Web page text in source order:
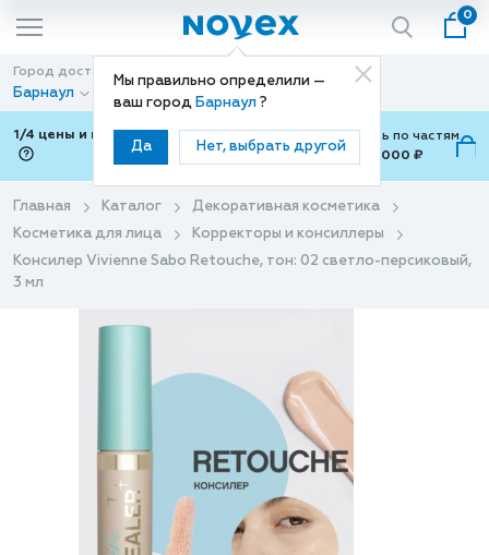
Мы правильно определили —
ваш город Барнаул ?
Да Нет, выбрать другой
0
Город доставки
Барнаул
Способ доставки
Доставка
1/4 цены и покупки ваши с Подели
Можно оплатить по частям
от 700 ₽ до 15,000 ₽
Главная Каталог
Декоративная косметика
Косметика для лица
Корректоры и консиллеры
Консилер Vivienne Sabo Retouche, тон: 02 светло-персиковый,
3 мл